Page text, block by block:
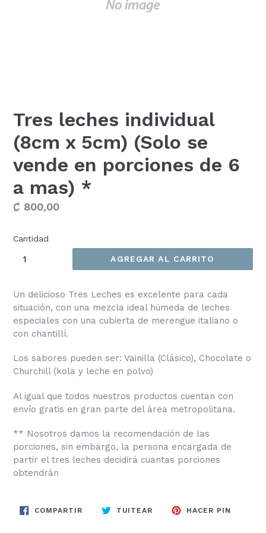
Tres leches individual
(8cm x 5cm) (Solo se
vende en porciones de 6
a mas) *
Precio
₡ 800,00
Cantidad
AGREGAR AL CARRITO
Un delicioso Tres Leches es excelente para cada
situación, con una mezcla ideal húmeda de leches
especiales con una cubierta de merengue italiano o
con chantillí.
Los sabores pueden ser: Vainilla (Clásico), Chocolate o
Churchill (kola y leche en polvo)
Al igual que todos nuestros productos cuentan con
envío gratis en gran parte del área metropolitana.
** Nosotros damos la recomendación de las
porciones, sin embargo, la persona encargada de
partir el tres leches decidirá cuantas porciones
obtendrán
COMPARTIRCOMPARTIRTUITEAR TUITEARHACER PIN